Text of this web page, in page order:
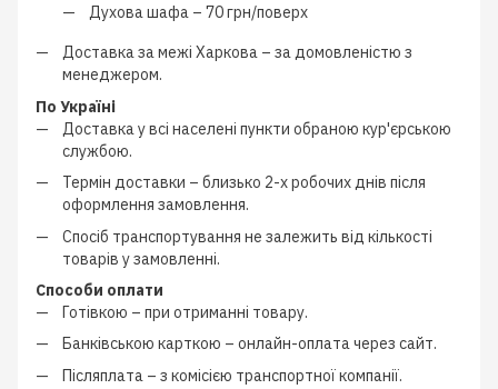
Духова шафа – 70 грн/поверх
Доставка за межі Харкова – за домовленістю з
менеджером.
По Україні
Доставка у всі населені пункти обраною кур'єрською
службою.
Термін доставки – близько 2-х робочих днів після
оформлення замовлення.
Спосіб транспортування не залежить від кількості
товарів у замовленні.
Способи оплати
Готівкою – при отриманні товару.
Банківською карткою – онлайн-оплата через сайт.
Післяплата – з комісією транспортної компанії.